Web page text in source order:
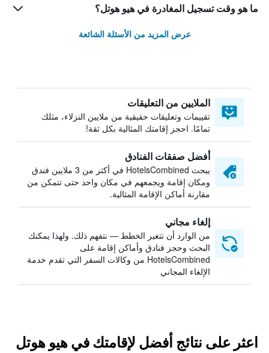
ما هو وقت تسجيل المغادرة في هيو هوتل؟
عرض المزيد من الأسئلة الشائعة
الملايين من التعليقات
تقييمات وتعليقات حقيقية من ملايين النزلاء، مثلك
تمامًا. احجز إقامتك المثالية بكل ثقة!
أفضل صفقات الفنادق
يبحث HotelsCombined في أكثر من 3 ملايين فندق
ومكان إقامة ويجمعهم في مكان واحد حتى تتمكن من
مقارنة أماكن الإقامة المثالية.
إلغاء مجاني
من الوارد أن تتغير الخطط — نتفهم ذلك. ولهذا يمكنك
البحث وحجز فنادق وأماكن إقامة على
HotelsCombined من وكالات السفر التي تقدم خدمة
الإلغاء المجاني
اعثر على نتائج أفضل لإقامتك في هيو هوتل